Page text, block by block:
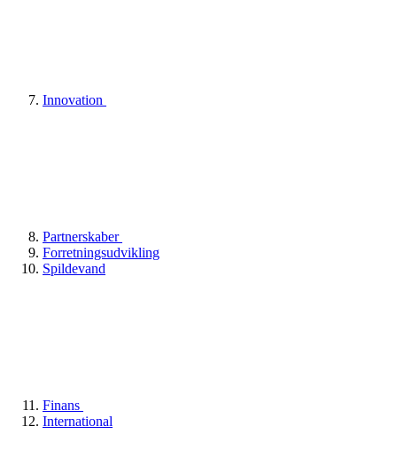
Innovation
Partnerskaber
Forretningsudvikling
Spildevand
Finans
International